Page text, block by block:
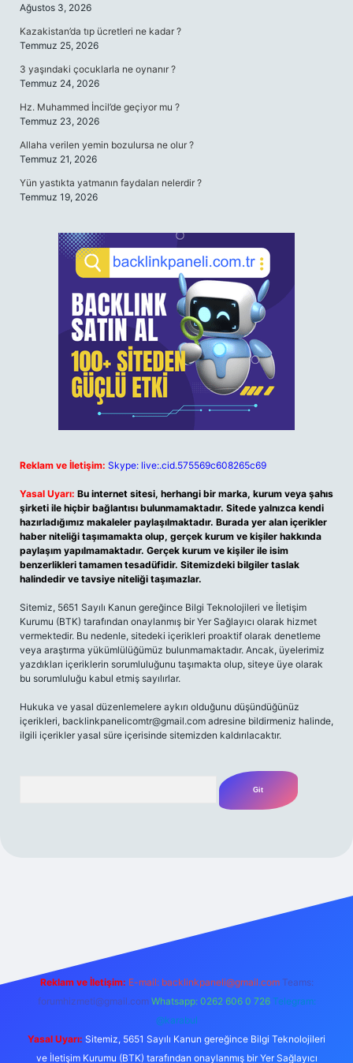
Ağustos 3, 2026
Kazakistan’da tıp ücretleri ne kadar ?
Temmuz 25, 2026
3 yaşındaki çocuklarla ne oynanır ?
Temmuz 24, 2026
Hz. Muhammed İncil’de geçiyor mu ?
Temmuz 23, 2026
Allaha verilen yemin bozulursa ne olur ?
Temmuz 21, 2026
Yün yastıkta yatmanın faydaları nelerdir ?
Temmuz 19, 2026
Reklam ve İletişim: Skype: live:.cid.575569c608265c69
Yasal Uyarı: Bu internet sitesi, herhangi bir marka, kurum veya şahıs
şirketi ile hiçbir bağlantısı bulunmamaktadır. Sitede yalnızca kendi
hazırladığımız makaleler paylaşılmaktadır. Burada yer alan içerikler
haber niteliği taşımamakta olup, gerçek kurum ve kişiler hakkında
paylaşım yapılmamaktadır. Gerçek kurum ve kişiler ile isim
benzerlikleri tamamen tesadüfidir. Sitemizdeki bilgiler taslak
halindedir ve tavsiye niteliği taşımazlar.
Sitemiz, 5651 Sayılı Kanun gereğince Bilgi Teknolojileri ve İletişim
Kurumu (BTK) tarafından onaylanmış bir Yer Sağlayıcı olarak hizmet
vermektedir. Bu nedenle, sitedeki içerikleri proaktif olarak denetleme
veya araştırma yükümlülüğümüz bulunmamaktadır. Ancak, üyelerimiz
yazdıkları içeriklerin sorumluluğunu taşımakta olup, siteye üye olarak
bu sorumluluğu kabul etmiş sayılırlar.
Hukuka ve yasal düzenlemelere aykırı olduğunu düşündüğünüz
içerikleri, backlinkpanelicomtr@gmail.com adresine bildirmeniz halinde,
ilgili içerikler yasal süre içerisinde sitemizden kaldırılacaktır.
Reklam ve İletişim: E-mail: backlinkpaneli@gmail.com Teams:
forumhizmeti@gmail.com Whatsapp: 0262 606 0 726 Telegram:
@karabul
Yasal Uyarı: Sitemiz, 5651 Sayılı Kanun gereğince Bilgi Teknolojileri
ve İletişim Kurumu (BTK) tarafından onaylanmış bir Yer Sağlayıcı